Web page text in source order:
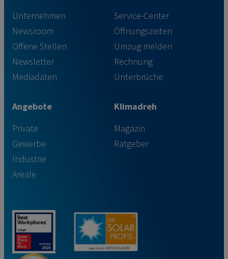
Unternehmen
Newsroom
Offene Stellen
Newsletter
Mediadaten
Service-Center
Öffnungszeiten
Umzug melden
Rechnung
Unterbrüche
Angebote
Private
Gewerbe
Industrie
Areale
Klimadreh
Magazin
Ratgeber